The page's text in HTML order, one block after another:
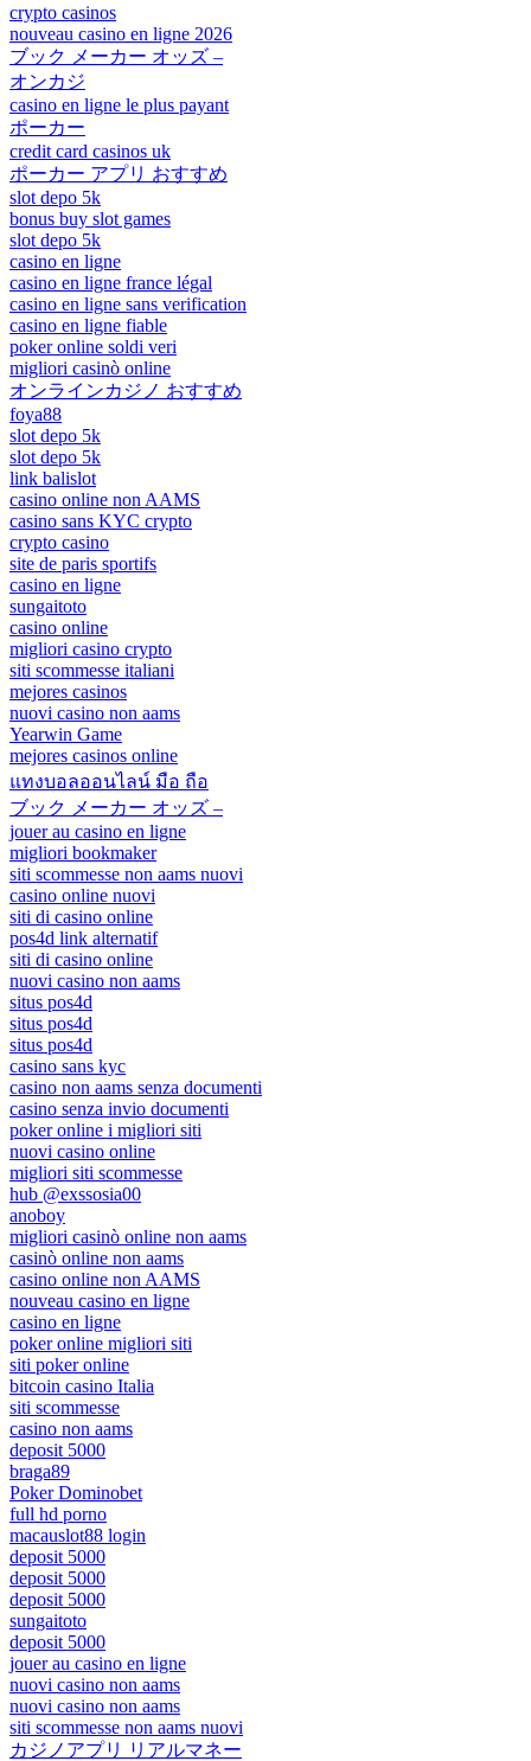
crypto casinos
nouveau casino en ligne 2026
ブック メーカー オッズ –
オンカジ
casino en ligne le plus payant
ポーカー
credit card casinos uk
ポーカー アプリ おすすめ
slot depo 5k
bonus buy slot games
slot depo 5k
casino en ligne
casino en ligne france légal
casino en ligne sans verification
casino en ligne fiable
poker online soldi veri
migliori casinò online
オンラインカジノ おすすめ
foya88
slot depo 5k
slot depo 5k
link balislot
casino online non AAMS
casino sans KYC crypto
crypto casino
site de paris sportifs
casino en ligne
sungaitoto
casino online
migliori casino crypto
siti scommesse italiani
mejores casinos
nuovi casino non aams
Yearwin Game
mejores casinos online
แทงบอลออนไลน์ มือ ถือ
ブック メーカー オッズ –
jouer au casino en ligne
migliori bookmaker
siti scommesse non aams nuovi
casino online nuovi
siti di casino online
pos4d link alternatif
siti di casino online
nuovi casino non aams
situs pos4d
situs pos4d
situs pos4d
casino sans kyc
casino non aams senza documenti
casino senza invio documenti
poker online i migliori siti
nuovi casino online
migliori siti scommesse
hub @exssosia00
anoboy
migliori casinò online non aams
casinò online non aams
casino online non AAMS
nouveau casino en ligne
casino en ligne
poker online migliori siti
siti poker online
bitcoin casino Italia
siti scommesse
casino non aams
deposit 5000
braga89
Poker Dominobet
full hd porno
macauslot88 login
deposit 5000
deposit 5000
deposit 5000
sungaitoto
deposit 5000
jouer au casino en ligne
nuovi casino non aams
nuovi casino non aams
siti scommesse non aams nuovi
カジノアプリ リアルマネー